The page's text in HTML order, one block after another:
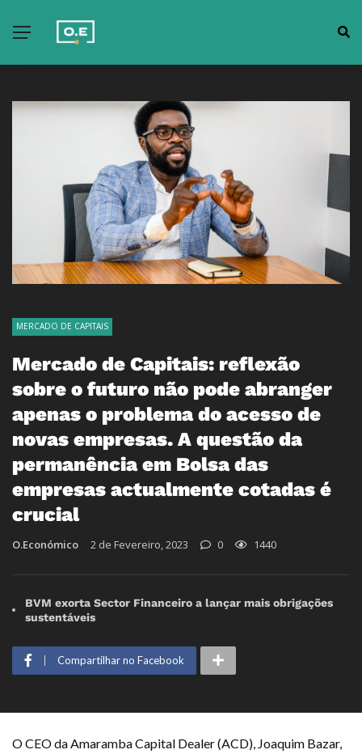
MERCADO DE CAPITAIS
Mercado de Capitais: reflexão
sobre o futuro não pode abranger
apenas o problema do acesso de
novas empresas. A questão da
permanência em Bolsa das
empresas actualmente cotadas é
crucial
O.Económico 2 de Fevereiro, 2023 0 1440
BVM exorta Sector Financeiro a lançar mais obrigações
sustentáveis
Compartilhar no Facebook
O CEO da Amaramba Capital Dealer (ACD), Joaquim Bazar,